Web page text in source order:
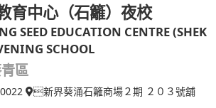
育中心（石籬）夜校
SEED EDUCATION CENTRE (SHEK
SCHOOL
區
新界葵涌石籬商場２期 ２０３號舖